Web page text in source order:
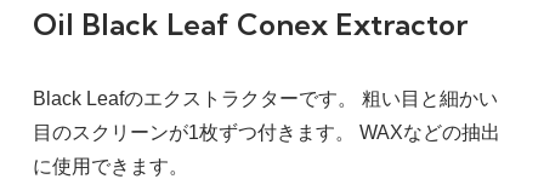
Oil Black Leaf Conex Extractor
Black Leafのエクストラクターです。 粗い目と細かい
目のスクリーンが1枚ずつ付きます。 WAXなどの抽出
に使用できます。